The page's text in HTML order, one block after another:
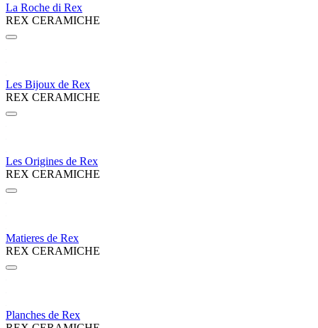
La Roche di Rex
REX CERAMICHE
Les Bijoux de Rex
REX CERAMICHE
Les Origines de Rex
REX CERAMICHE
Matieres de Rex
REX CERAMICHE
Planches de Rex